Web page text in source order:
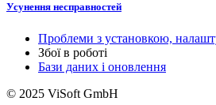
Усунення несправностей
Проблеми з установкою,
Збої в роботі
Бази даних і оновлення
© 2025 ViSoft GmbH